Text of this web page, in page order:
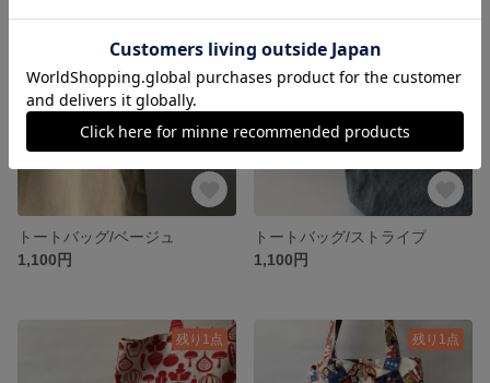
残り1点
トートバッグ/ベージュ
1,100円
残り1点
トートバッグ/ストライプ
1,100円
残り1点 残り1点